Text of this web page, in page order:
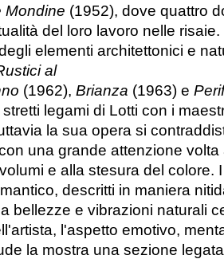
Mondine (1952), dove quattro
del loro lavoro nelle
elementi architettonici e
al
(1962), Brianza (1963) e
legami di Lotti con i
la sua opera si
una grande attenzione volta
e alla stesura del colore.
descritti in maniera
bellezze e vibrazioni naturali
l'aspetto emotivo,
la mostra una sezione